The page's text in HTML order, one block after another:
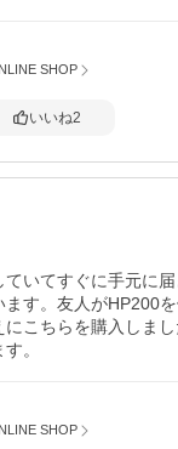
SHOP
いいね2
いてすぐに手元に
ます。友人がHP200
こちらを購入しま
。
SHOP